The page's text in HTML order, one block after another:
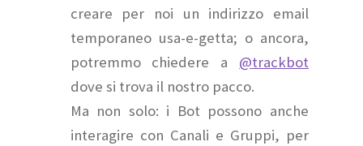
creare per noi un indirizzo email
temporaneo usa-e-getta; o ancora,
potremmo chiedere a @trackbot
dove si trova il nostro pacco.
Ma non solo: i Bot possono anche
interagire con Canali e Gruppi, per